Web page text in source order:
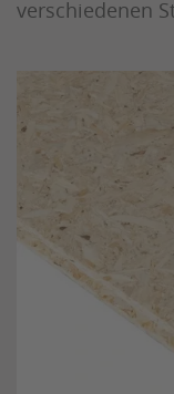
verschiedenen